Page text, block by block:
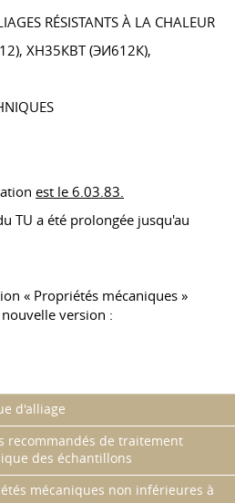
RÉSISTANTS À LA CHALEUR
ХН35КВТ (ЭИ612К),
est le 6.03.83.
TU a été prolongée jusqu'au
« Propriétés mécaniques »
version :
d'alliage
recommandés de traitement
des échantillons
mécaniques non inférieures à